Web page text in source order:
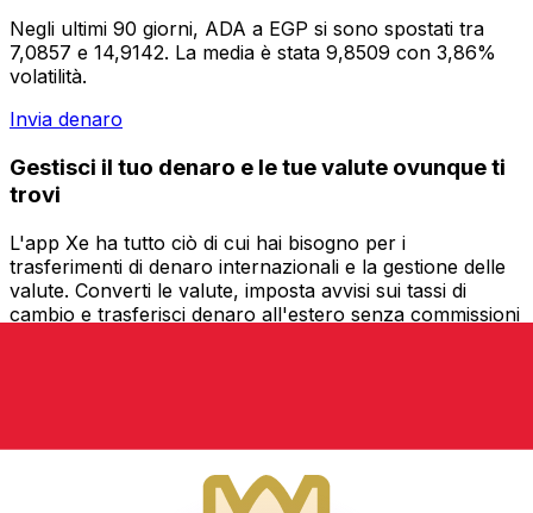
Negli ultimi 90 giorni, ADA a EGP si sono spostati tra
7,0857 e 14,9142. La media è stata 9,8509 con 3,86%
volatilità.
Invia denaro
Gestisci il tuo denaro e le tue valute ovunque ti
trovi
L'app Xe ha tutto ciò di cui hai bisogno per i
trasferimenti di denaro internazionali e la gestione delle
valute. Converti le valute, imposta avvisi sui tassi di
cambio e trasferisci denaro all'estero senza commissioni